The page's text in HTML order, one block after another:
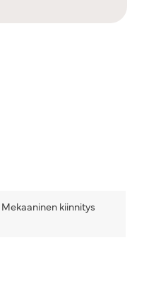
Mekaaninen kiinnitys